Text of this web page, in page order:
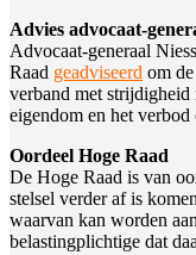
Advies advocaat-
Advocaat-generaal
Raad geadviseerd om
verband met strijdigheid
eigendom en het
Oordeel Hoge Raad
De Hoge Raad is van
stelsel verder af is
waarvan kan worden
belastingplichtige dat